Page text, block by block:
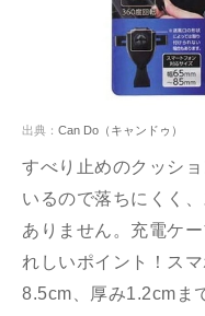
出典： Can Do（キャンドゥ）
すべり止めのクッシ
いるので落ちにくく
ありません。充電ケ
れしいポイント！ス
8.5cm 、厚み1.2cm ま